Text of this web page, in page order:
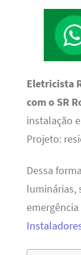
Eletricista
com o SR
instalação
Projeto:
Dessa
luminárias,